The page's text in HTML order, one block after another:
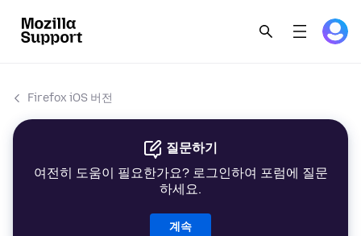
Firefox iOS 버전
질문하기
여전히 도움이 필요한가요? 로그인하여 포럼에 질문
하세요.
계속